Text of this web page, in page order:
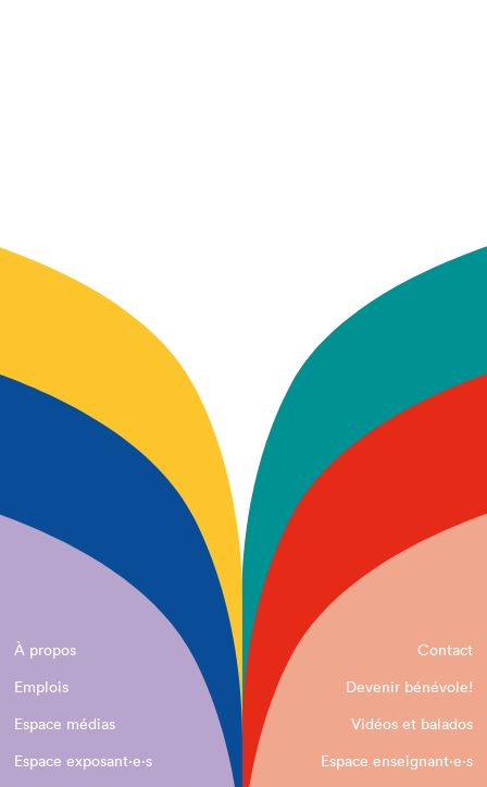
À propos
Contact
Emplois
Devenir bénévole!
Espace médias
Vidéos et balados
Espace exposant·e⋅s
Espace enseignant·e⋅s